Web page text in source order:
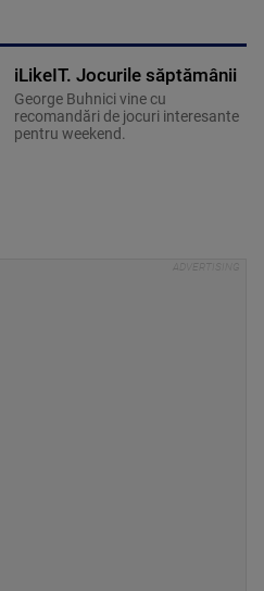
iLikeIT. Jocurile săptămânii
George Buhnici vine cu
recomandări de jocuri interesante
pentru weekend.